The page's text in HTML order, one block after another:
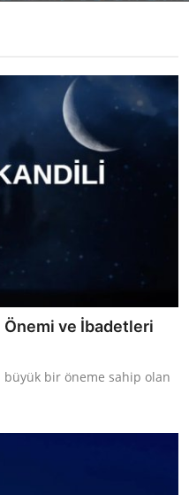
Önemi ve İbadetleri
büyük bir öneme sahip olan